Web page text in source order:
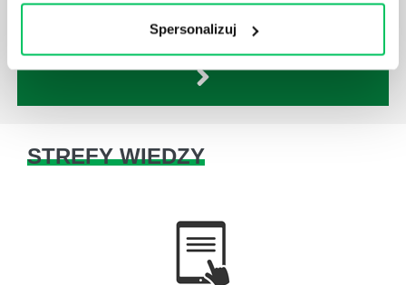
Spersonalizuj
STREFY WIEDZY